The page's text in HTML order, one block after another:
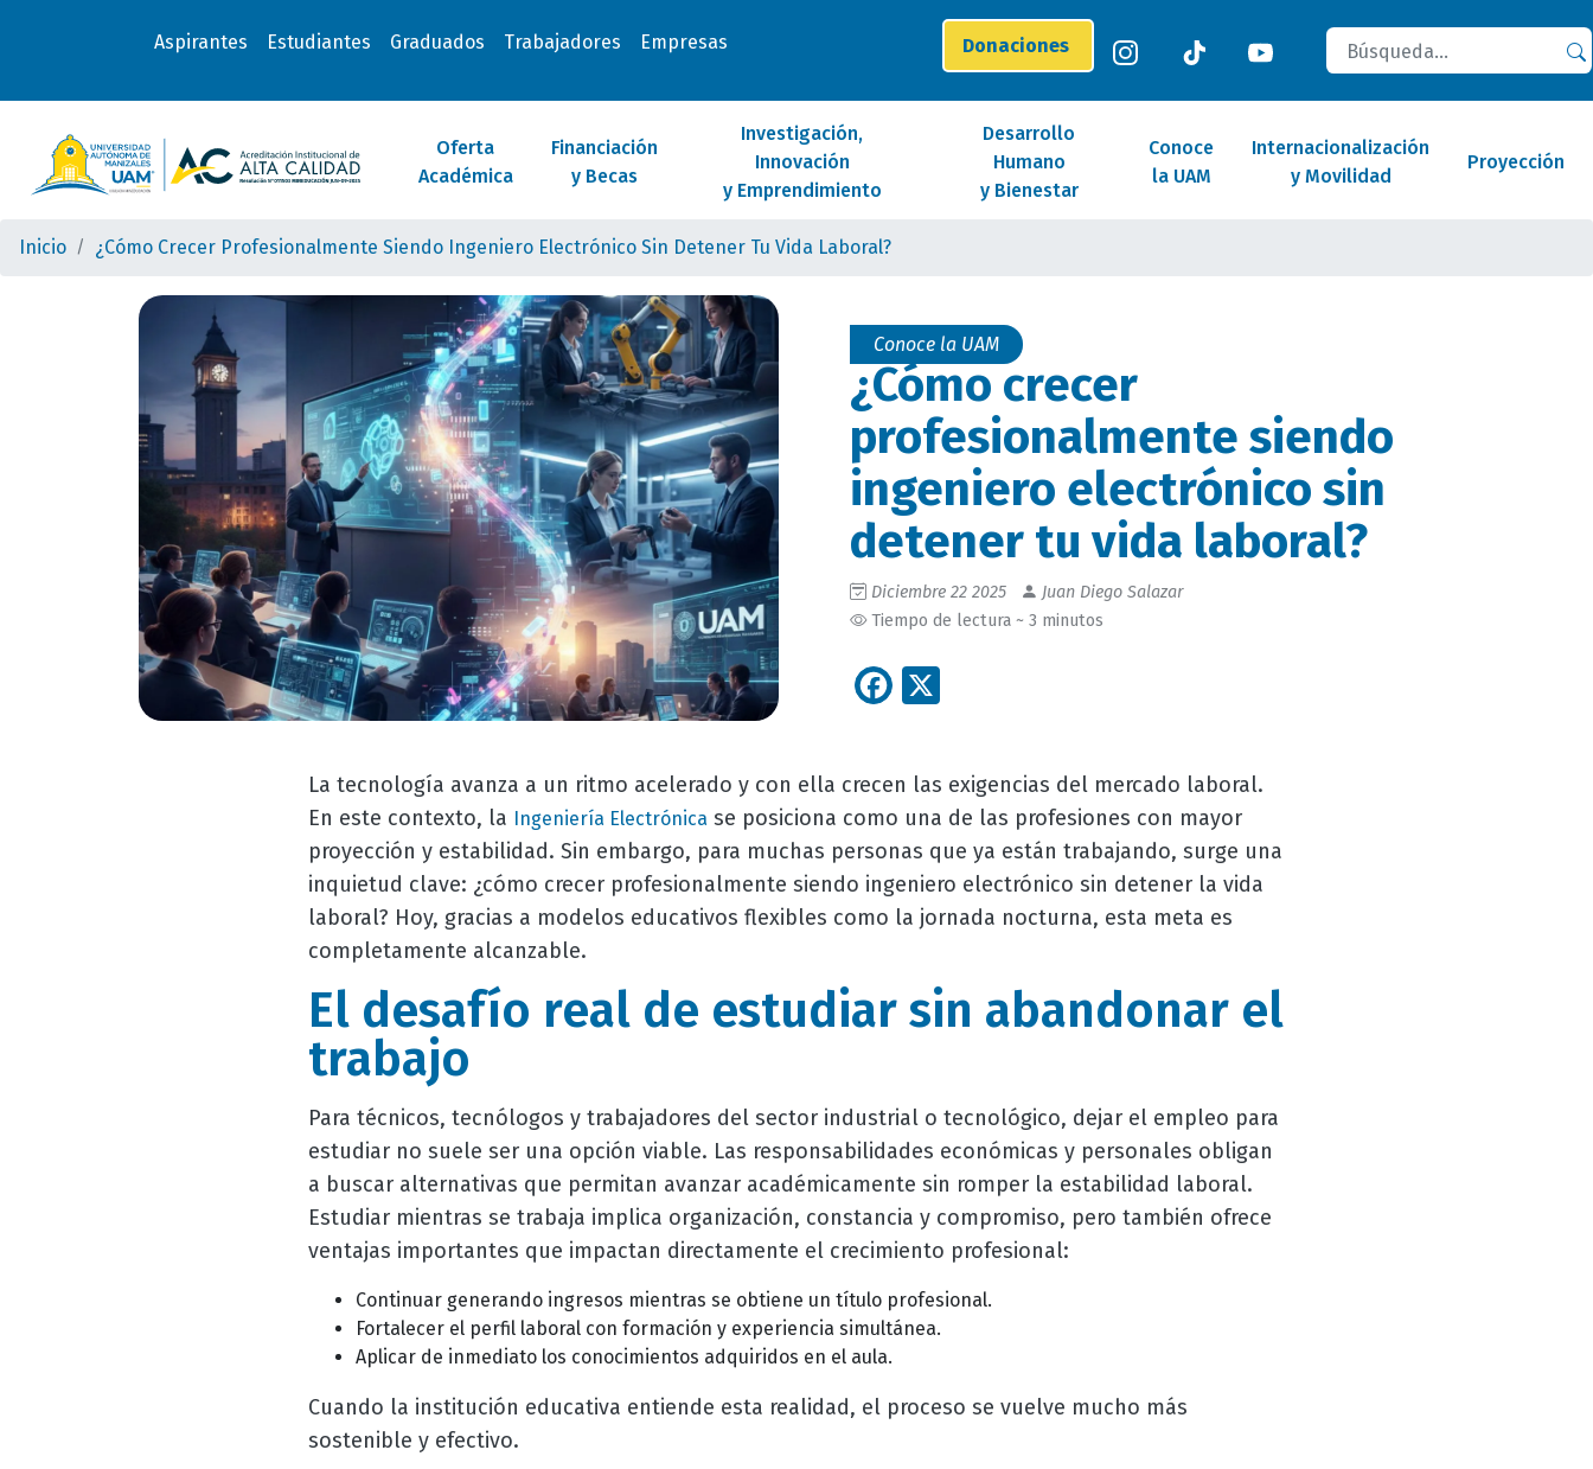
Aspirantes Estudiantes Graduados Trabajadores Empresas Donaciones
Buscar
Oferta
Académica
Financiación
y Becas
Investigación,
Innovación
y Emprendimiento
Desarrollo
Humano
y Bienestar
Conoce
la UAM
Internacionalización
y Movilidad
Proyección
Inicio ¿Cómo Crecer Profesionalmente Siendo Ingeniero Electrónico Sin Detener Tu Vida Laboral?
Conoce la UAM
¿Cómo crecer
profesionalmente siendo
ingeniero electrónico sin
detener tu vida laboral?
Diciembre 22 2025
Juan Diego Salazar
Tiempo de lectura ~ 3 minutos
Facebook
La tecnología avanza a un ritmo acelerado y con ella crecen las exigencias del mercado laboral.
En este contexto, la Ingeniería Electrónicase posiciona como una de las profesiones con mayor
proyección y estabilidad. Sin embargo, para muchas personas que ya están trabajando, surge una
inquietud clave: ¿cómo crecer profesionalmente siendo ingeniero electrónico sin detener la vida
laboral? Hoy, gracias a modelos educativos flexibles como la jornada nocturna, esta meta es
completamente alcanzable.
El desafío real de estudiar sin abandonar el
trabajo
Para técnicos, tecnólogos y trabajadores del sector industrial o tecnológico, dejar el empleo para
estudiar no suele ser una opción viable. Las responsabilidades económicas y personales obligan
a buscar alternativas que permitan avanzar académicamente sin romper la estabilidad laboral.
Estudiar mientras se trabaja implica organización, constancia y compromiso, pero también ofrece
ventajas importantes que impactan directamente el crecimiento profesional:
Continuar generando ingresos mientras se obtiene un título profesional.
Fortalecer el perfil laboral con formación y experiencia simultánea.
Aplicar de inmediato los conocimientos adquiridos en el aula.
Cuando la institución educativa entiende esta realidad, el proceso se vuelve mucho más
sostenible y efectivo.